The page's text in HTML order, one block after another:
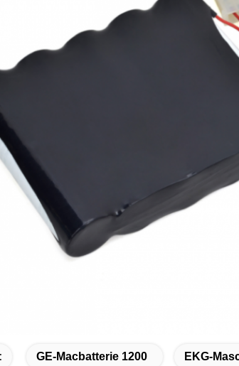
GE-Macbatterie 1200 EKG-